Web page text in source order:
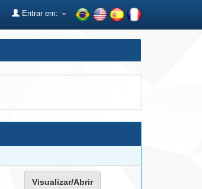
Entrar em:
Visualizar/Abrir